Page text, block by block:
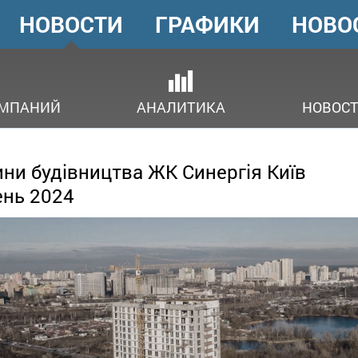
ГОЛОВНЕ
МЕНЮ
НОВОСТИ
АНАЛИТИКА
ГРАФИКИ
будівництва ЖК Синергія Київ
2024